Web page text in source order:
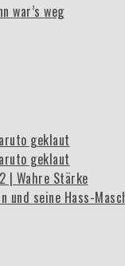
war’s weg
geklaut
geklaut
| Wahre Stärke
und seine Hass-